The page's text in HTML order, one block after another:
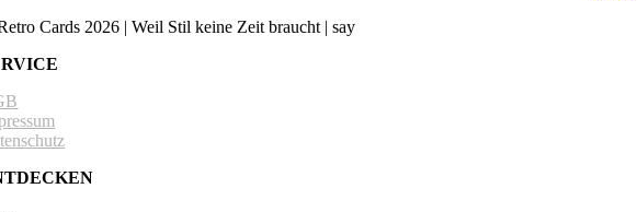
Cards 2026 | Weil Stil keine Zeit braucht | say